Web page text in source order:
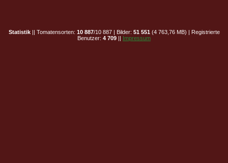
Statistik|| Tomatensorten: 10 887/10 887 | Bilder: 51 551 (4 763,76 MB) | Registrierte
Benutzer: 4 709 || Impressum